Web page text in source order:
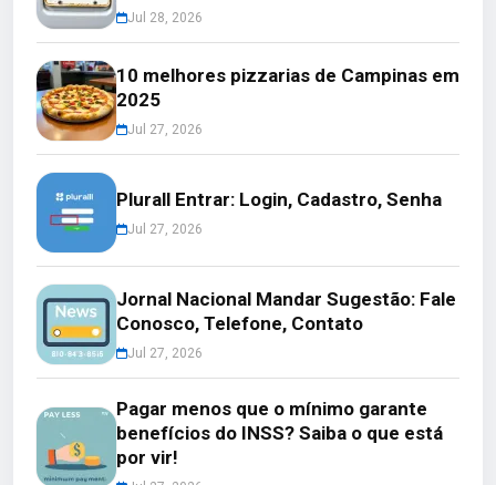
Jul 28, 2026
10 melhores pizzarias de Campinas em
2025
Jul 27, 2026
Plurall Entrar: Login, Cadastro, Senha
Jul 27, 2026
Jornal Nacional Mandar Sugestão: Fale
Conosco, Telefone, Contato
Jul 27, 2026
Pagar menos que o mínimo garante
benefícios do INSS? Saiba o que está
por vir!